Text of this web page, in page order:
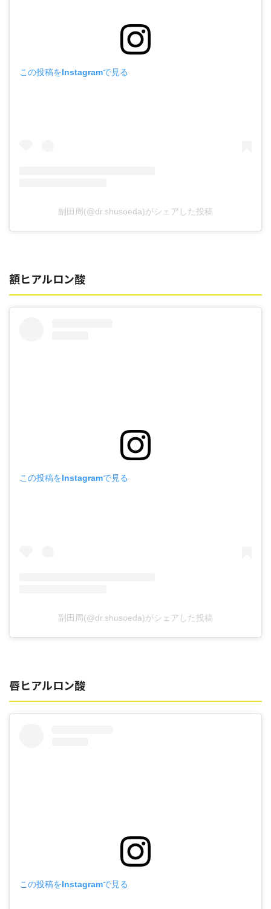
この投稿をInstagramで見る
副田周(@dr.shusoeda)がシェアした投稿
額ヒアルロン酸
この投稿をInstagramで見る
副田周(@dr.shusoeda)がシェアした投稿
唇ヒアルロン酸
この投稿をInstagramで見る